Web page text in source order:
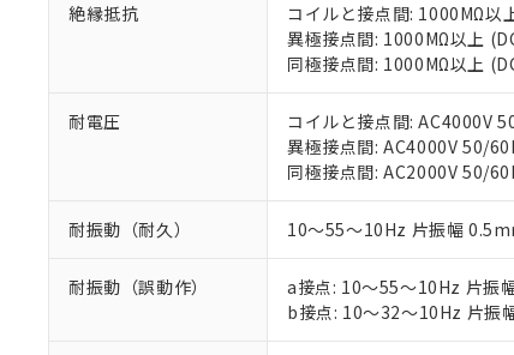
絶縁抵抗
コイルと接点間: 1000MΩ以
異極接点間: 1000MΩ以上
同極接点間: 1000MΩ以上
耐電圧
コイルと接点間: AC4000V
異極接点間: AC4000V 50/
同極接点間: AC2000V 50/
耐振動（耐久） 10～55～10Hz 片振幅
耐振動（誤動作）
a接点: 10～55～10Hz 片振
b接点: 10～32～10Hz 片振
混在することか
既に当社にて
り割愛しており